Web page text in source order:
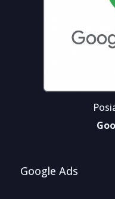
Google Ads